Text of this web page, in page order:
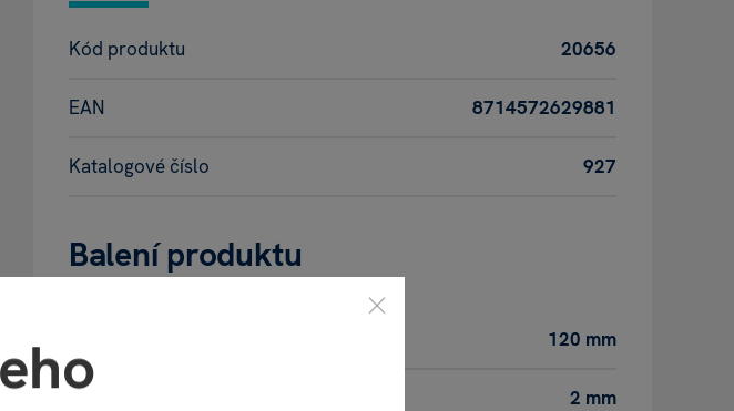
Kód produktu 20656
EAN 8714572629881
Katalogové číslo 927
Balení produktu
120 mm
Hloubka balení 2 mm